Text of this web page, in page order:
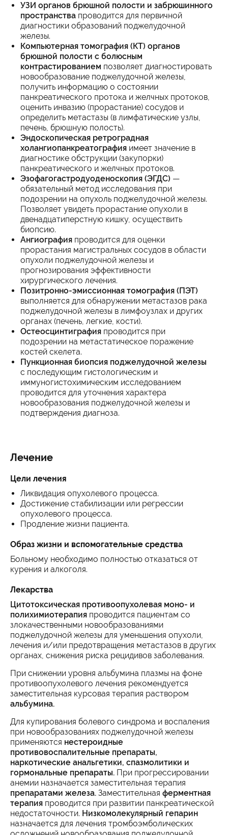
УЗИ органов брюшной полости и забрюшинного
пространства проводится для первичной
диагностики образований поджелудочной
железы.
Компьютерная томография (КТ) органов
брюшной полости с болюсным
контрастированием позволяет диагностировать
новообразование поджелудочной железы,
получить информацию о состоянии
панкреатического протока и желчных протоков,
оценить инвазию (прорастание) сосудов и
определить метастазы (в лимфатические узлы,
печень, брюшную полость).
Эндоскопическая ретроградная
холангиопанкреатография имеет значение в
диагностике обструкции (закупорки)
панкреатического и желчных протоков.
Эзофагогастродуоденоскопия (ЭГДС) —
обязательный метод исследования при
подозрении на опухоль поджелудочной железы.
Позволяет увидеть прорастание опухоли в
двенадцатиперстную кишку, осуществить
биопсию.
Ангиография проводится для оценки
прорастания магистральных сосудов в области
опухоли поджелудочной железы и
прогнозирования эффективности
хирургического лечения.
Позитронно-эмиссионная томография (ПЭТ)
выполняется для обнаружении метастазов рака
поджелудочной железы в лимфоузлах и других
органах (печень, легкие, кости).
Остеосцинтиграфия проводится при
подозрении на метастатическое поражение
костей скелета.
Пункционная биопсия поджелудочной железы
с последующим гистологическим и
иммуногистохимическим исследованием
проводится для уточнения характера
новообразования поджелудочной железы и
подтверждения диагноза.
Лечение
Цели лечения
Ликвидация опухолевого процесса.
Достижение стабилизации или регрессии
опухолевого процесса.
Продление жизни пациента.
Образ жизни и вспомогательные средства
Больному необходимо полностью отказаться от
курения и алкоголя.
Лекарства
Цитотоксическая противоопухолевая моно- и
полихимиотерапия проводится пациентам со
злокачественными новообразованиями
поджелудочной железы для уменьшения опухоли,
лечения и/или предотвращения метастазов в других
органах, снижения риска рецидивов заболевания.
При снижении уровня альбумина плазмы на фоне
противоопухолевого лечения рекомендуется
заместительная курсовая терапия раствором
альбумина.
Для купирования болевого синдрома и воспаления
при новообразованиях поджелудочной железы
применяются нестероидные
противовоспалительные препараты,
наркотические анальгетики, спазмолитики и
гормональные препараты. При прогрессировании
анемии назначается заместительная терапия
препаратами железа. Заместительная ферментная
терапия проводится при развитии панкреатической
недостаточности. Низкомолекулярный гепарин
назначается для лечения тромбоэмболических